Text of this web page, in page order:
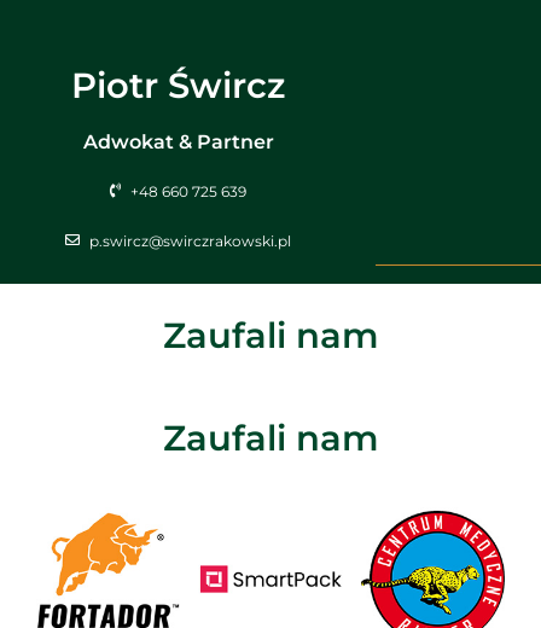
Piotr Śwircz
Adwokat & Partner
+48 660 725 639
p.swircz@swirczrakowski.pl
Zaufali nam
Zaufali nam